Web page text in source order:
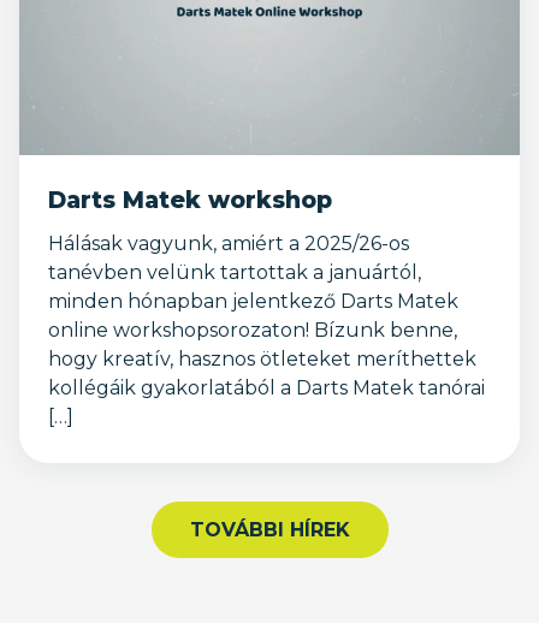
Darts Matek workshop
Hálásak vagyunk, amiért a 2025/26-os
tanévben velünk tartottak a januártól,
minden hónapban jelentkező Darts Matek
online workshopsorozaton! Bízunk benne,
hogy kreatív, hasznos ötleteket meríthettek
kollégáik gyakorlatából a Darts Matek tanórai
[…]
TOVÁBBI HÍREK